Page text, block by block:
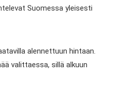
Suomessa yleisesti
alennettuun hintaan.
valittaessa, sillä alkuun